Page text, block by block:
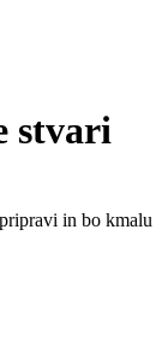
stvari
in ​​bo kmalu